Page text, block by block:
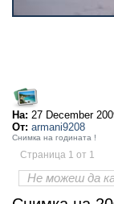
На: 27 December
От: armani9208
Снимка на годината !
Страница 1 от 1
Не можеш да